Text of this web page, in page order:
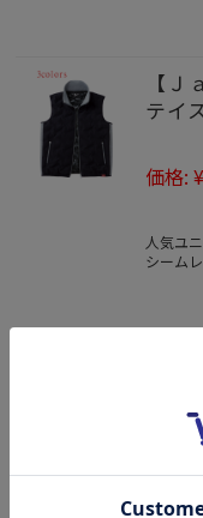
【
テイ
価格:
人気ユ
シーム
トドア
【
に
価格: